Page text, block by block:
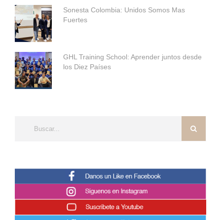
Sonesta Colombia: Unidos Somos Mas
Fuertes
GHL Training School: Aprender juntos desde
los Diez Países